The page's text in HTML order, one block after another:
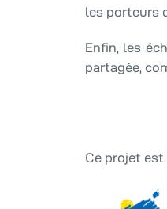
les porteurs
Enfin, les
partagée,
Ce projet est